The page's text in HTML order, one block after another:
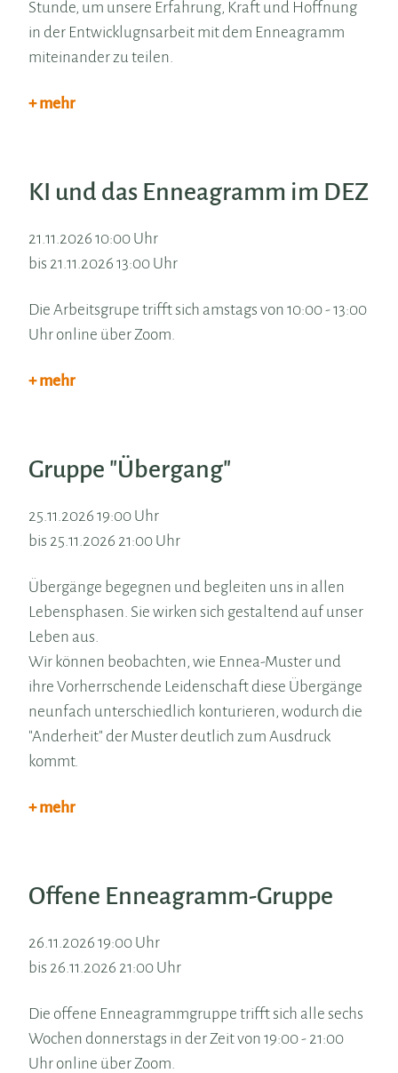
Stunde, um unsere Erfahrung, Kraft und Hoffnung
in der Entwicklugnsarbeit mit dem Enneagramm
miteinander zu teilen.
+ mehr
KI und das Enneagramm im DEZ
21.11.2026 10:00 Uhr
bis 21.11.2026 13:00 Uhr
Die Arbeitsgrupe trifft sich amstags von 10:00 - 13:00
Uhr online über Zoom.
+ mehr
Gruppe "Übergang"
25.11.2026 19:00 Uhr
bis 25.11.2026 21:00 Uhr
Übergänge begegnen und begleiten uns in allen
Lebensphasen. Sie wirken sich gestaltend auf unser
Leben aus.
Wir können beobachten, wie Ennea-Muster und
ihre Vorherrschende Leidenschaft diese Übergänge
neunfach unterschiedlich konturieren, wodurch die
"Anderheit" der Muster deutlich zum Ausdruck
kommt.
+ mehr
Offene Enneagramm-Gruppe
26.11.2026 19:00 Uhr
bis 26.11.2026 21:00 Uhr
Die offene Enneagrammgruppe trifft sich alle sechs
Wochen donnerstags in der Zeit von 19:00 - 21:00
Uhr online über Zoom.